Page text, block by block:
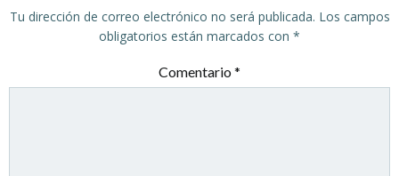
Tu dirección de correo electrónico no será publicada. Los campos
obligatorios están marcados con *
Comentario*